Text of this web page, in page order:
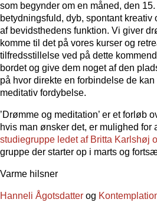
som begynder om en måned, den
betydningsfuld, dyb, spontant
af bevidsthedens funktion. Vi giver
komme til det på vores kurser og
tilfredsstillelse ved på dette
bordet og give dem noget af den
på hvor direkte en forbindelse de
meditativ fordybelse.
’Drømme og meditation’ er et forløb
hvis man ønsker det, er mulighed for
studiegruppe ledet af Britta Karlshøj
gruppe der starter op i marts og
Varme hilsner
Hanneli Ågotsdatter og